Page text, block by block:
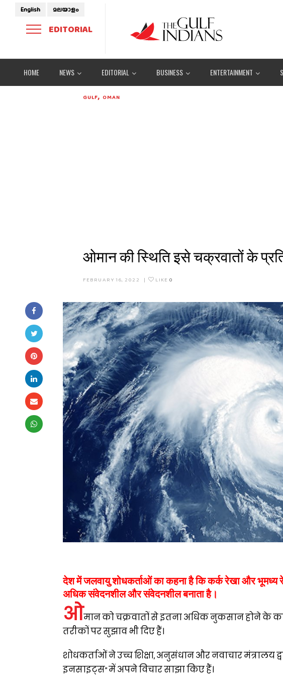
English മലയാളം
EDITORIAL
HOME NEWS EDITORIAL BUSINESS ENTERTAINMENT
GULF, OMAN
ओमान की स्थिति इसे चक्रवातों के
FEBRUARY 16, 2022 | LIKE 0
देश में जलवायु शोधकर्ताओं का कहना है कि कर्क रेखा और भूमध्य
अधिक संवेदनशील और संवेदनशील बनाता है।
ओमान को चक्रवातों से इतना अधिक नुकसान होने के
तरीकों पर सुझाव भी दिए हैं।
शोधकर्ताओं ने उच्च शिक्षा, अनुसंधान और नवाचार मंत्रालय
इनसाइट्स” में अपने विचार साझा किए हैं।